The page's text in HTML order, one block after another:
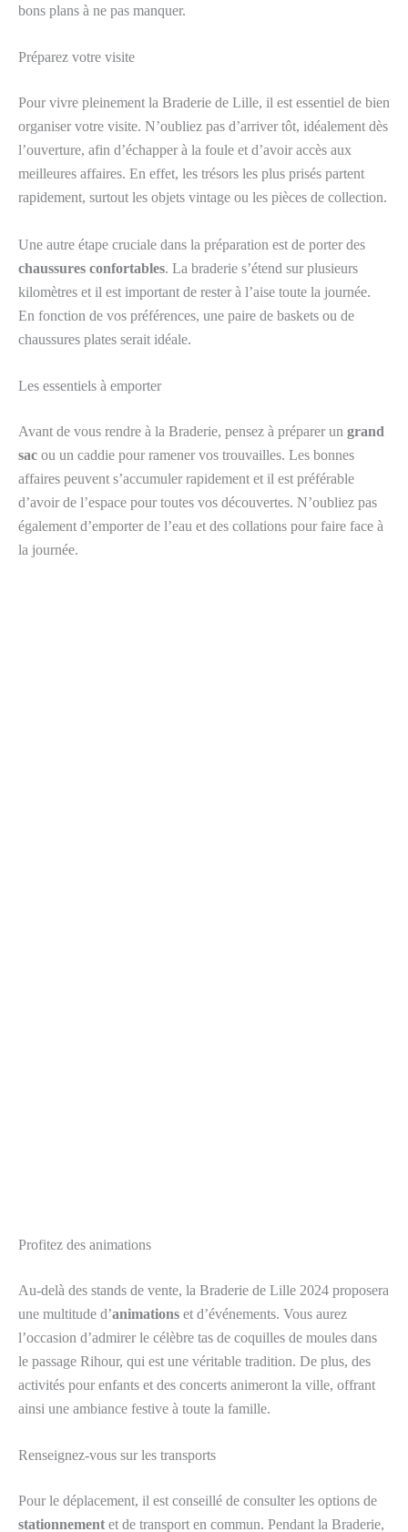
bons plans à ne pas manquer.
Préparez votre visite
Pour vivre pleinement la Braderie de Lille, il est essentiel de bien
organiser votre visite. N’oubliez pas d’arriver tôt, idéalement dès
l’ouverture, afin d’échapper à la foule et d’avoir accès aux
meilleures affaires. En effet, les trésors les plus prisés partent
rapidement, surtout les objets vintage ou les pièces de collection.
Une autre étape cruciale dans la préparation est de porter des
chaussures confortables. La braderie s’étend sur plusieurs
kilomètres et il est important de rester à l’aise toute la journée.
En fonction de vos préférences, une paire de baskets ou de
chaussures plates serait idéale.
Les essentiels à emporter
Avant de vous rendre à la Braderie, pensez à préparer un grand
sac ou un caddie pour ramener vos trouvailles. Les bonnes
affaires peuvent s’accumuler rapidement et il est préférable
d’avoir de l’espace pour toutes vos découvertes. N’oubliez pas
également d’emporter de l’eau et des collations pour faire face à
la journée.
Profitez des animations
Au-delà des stands de vente, la Braderie de Lille 2024 proposera
une multitude d’animations et d’événements. Vous aurez
l’occasion d’admirer le célèbre tas de coquilles de moules dans
le passage Rihour, qui est une véritable tradition. De plus, des
activités pour enfants et des concerts animeront la ville, offrant
ainsi une ambiance festive à toute la famille.
Renseignez-vous sur les transports
Pour le déplacement, il est conseillé de consulter les options de
stationnement et de transport en commun. Pendant la Braderie,